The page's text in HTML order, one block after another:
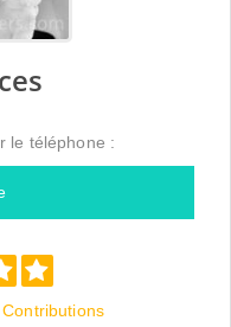
le téléphone :